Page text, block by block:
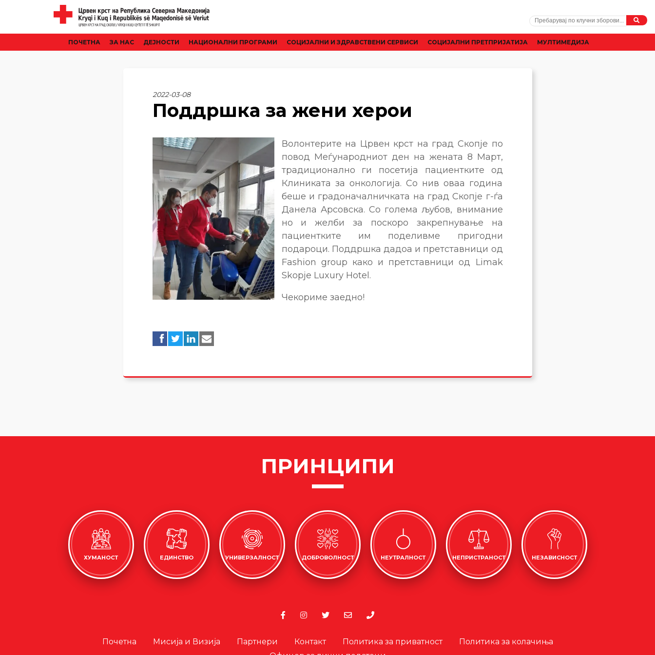
ПОЧЕТНА ЗА НАС ДЕЈНОСТИ НАЦИОНАЛНИ ПРОГРАМИ CОЦИЈАЛНИ И ЗДРАВСТВЕНИ СЕРВИСИ СОЦИЈАЛНИ ПРЕТПРИЈАТИЈА МУЛТИМЕДИЈА
2022-03-08
Поддршка за жени херои
Волонтерите на Црвен крст на град Скопје по
повод Меѓународниот ден на жената 8 Март,
традиционално ги посетија пациентките од
Клиниката за онкологија. Со нив оваа година
беше и градоначалничката на град Скопје г-ѓа
Данела Арсовска. Со голема љубов, внимание
но и желби за поскоро закрепнување на
пациентките им поделивме пригодни
подароци. Поддршка дадоа и претставници од
Fashion group како и претставници од Limak
Skopje Luxury Hotel.
Чекориме заедно!
ПРИНЦИПИ
ХУМАНОСТ ЕДИНСТВО УНИВЕРЗАЛНОСТ ДОБРОВОЛНОСТ НЕУТРАЛНОСТ НЕПРИСТРАНОСТ НЕЗАВИСНОСТ
Почетна Мисија и Визија Партнери Контакт Политика за приватност
Политика за колачиња